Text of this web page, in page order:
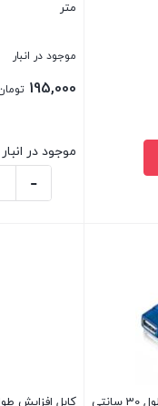
متر
موجود در انبار
195,000
موجود در انبار
طول
-
کابل افزایش طول USB پی نت طول 30 سانتی